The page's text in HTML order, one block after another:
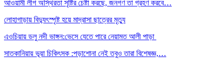
আওয়ামী লীগ অস্থিরতা সৃষ্টির চেষ্টা করছে, জনগণ তা গ্রহণ করবে…
লোহাগাড়ায় বিদ্যুৎস্পৃষ্ট হয়ে মাদ্রাসা ছাত্রের মৃত্যু
এওচিয়ায় ডলু নদী ভাঙ্গন:ভেসে যেতে পারে নেয়ামত আলী পাড়া
সাতকানিয়ায় ভূয়া চিকিৎসক :পড়াশোনা নেই তবুও তারা বিশেষজ্ঞ,…